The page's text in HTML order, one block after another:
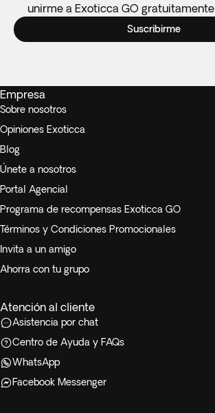
unirme a Exoticca GO gratuitamente
Suscribirme
Empresa
Sobre nosotros
Opiniones Exoticca
Blog
Únete a nosotros
Portal Agencial
Programa de recompensas Exoticca GO
Términos y Condiciones Promocionales
Invita a un amigo
Ahorra con tu grupo
Atención al cliente
Asistencia por chat
Centro de Ayuda y FAQs
WhatsApp
Facebook Messenger